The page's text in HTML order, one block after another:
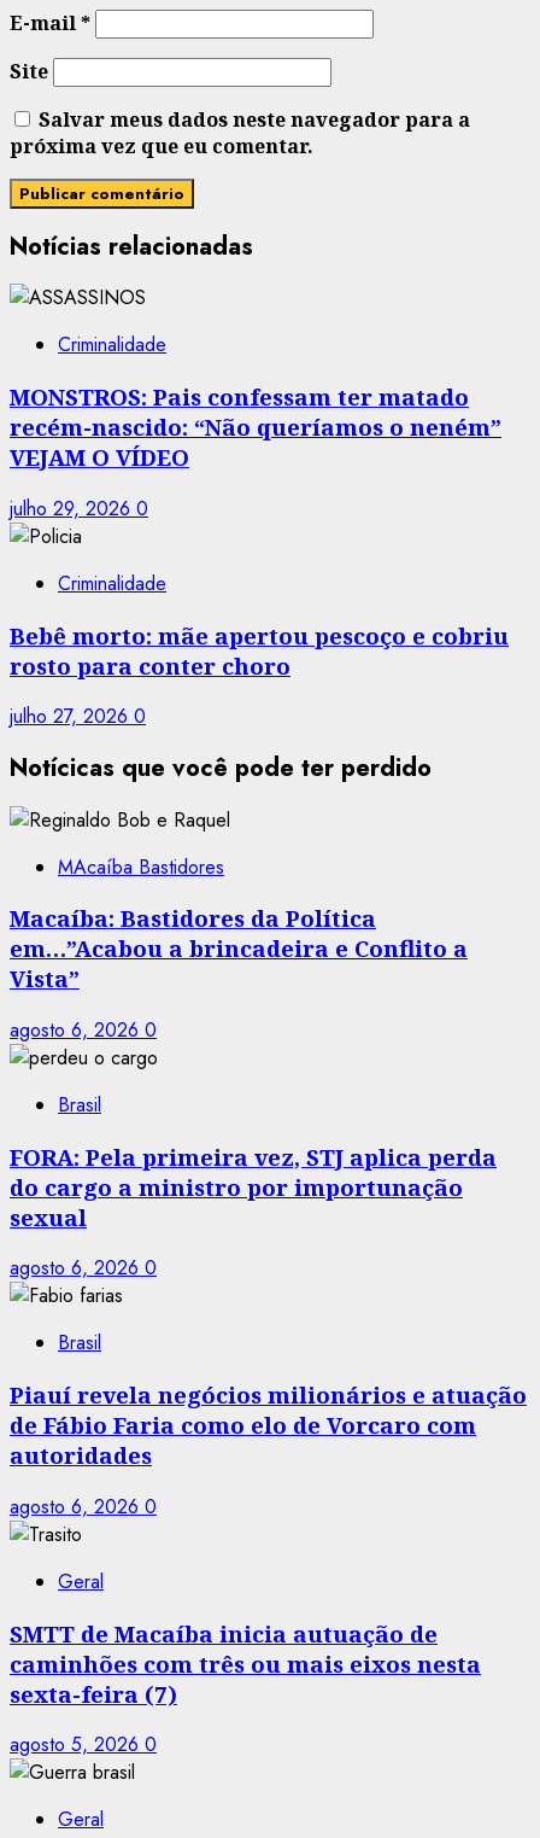
E-mail*
Site
Salvar meus dados neste navegador para a
próxima vez que eu comentar.
Notícias relacionadas
Criminalidade
MONSTROS: Pais confessam ter matado
recém-nascido: “Não queríamos o neném”
VEJAM O VÍDEO
julho 29, 2026 0
Criminalidade
Bebê morto: mãe apertou pescoço e cobriu
rosto para conter choro
julho 27, 2026 0
Notícicas que você pode ter perdido
MAcaíba Bastidores
Macaíba: Bastidores da Política
em…”Acabou a brincadeira e Conflito a
Vista”
agosto 6, 2026 0
Brasil
FORA: Pela primeira vez, STJ aplica perda
do cargo a ministro por importunação
sexual
agosto 6, 2026 0
Brasil
Piauí revela negócios milionários e atuação
de Fábio Faria como elo de Vorcaro com
autoridades
agosto 6, 2026 0
Geral
SMTT de Macaíba inicia autuação de
caminhões com três ou mais eixos nesta
sexta-feira (7)
agosto 5, 2026 0
Geral